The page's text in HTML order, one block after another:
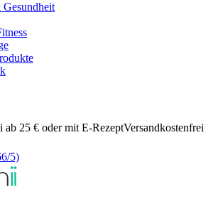
ab 25 € oder mit E-RezeptVersandkostenfrei
5)